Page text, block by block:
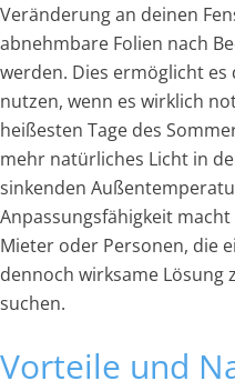
Veränderung an deinen
abnehmbare Folien nach
werden. Dies ermöglicht
nutzen, wenn es wirklich
heißesten Tage des
mehr natürliches Licht in
sinkenden
Anpassungsfähigkeit
Mieter oder Personen, die
dennoch wirksame
suchen.
Vorteile und